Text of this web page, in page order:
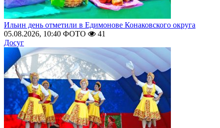
Ильин день отметили в Едимонове Конаковского округа
05.08.2026, 10:40 ФОТО
41
Досуг